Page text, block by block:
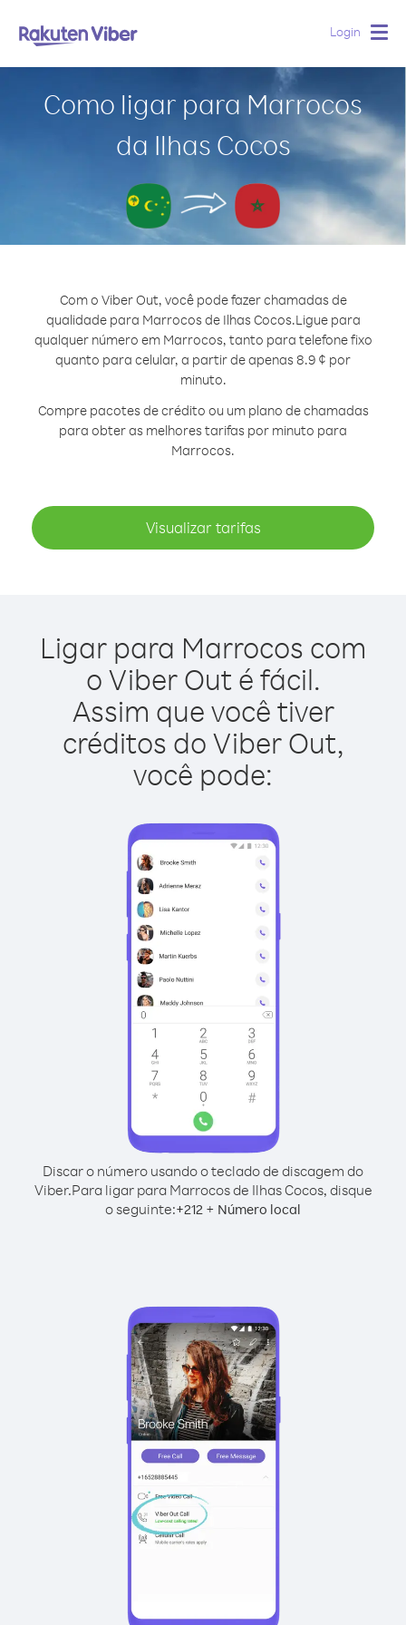
Login
Como ligar para Marrocos
da Ilhas Cocos
Com o Viber Out, você pode fazer chamadas de
qualidade para Marrocos de Ilhas Cocos.Ligue para
qualquer número em Marrocos, tanto para telefone fixo
quanto para celular, a partir de apenas 8.9 ¢ por
minuto.
Compre pacotes de crédito ou um plano de chamadas
para obter as melhores tarifas por minuto para
Marrocos.
Visualizar tarifas
Ligar para Marrocos com
o Viber Out é fácil.
Assim que você tiver
créditos do Viber Out,
você pode:
Discar o número usando o teclado de discagem do
Viber.Para ligar para Marrocos de Ilhas Cocos, disque
o seguinte:+212 + Número local